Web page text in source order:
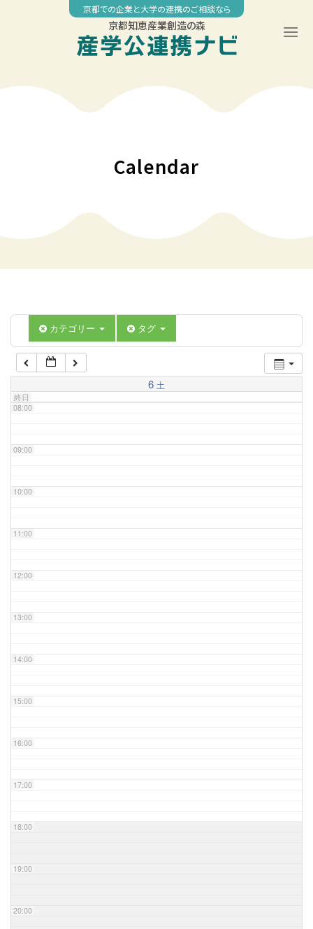
京都での企業と大学の連携のご相談なら
京都知恵産業創造の森
Calendar
カテゴリー タグ
6 土
終日
04:00
07:00
08:00
09:00
10:00
11:00
12:00
13:00
14:00
15:00
16:00
17:00
18:00
19:00
20:00